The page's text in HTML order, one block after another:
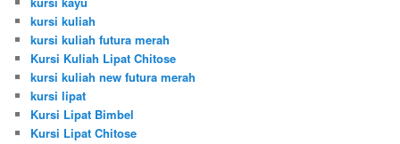
kursi kuliah
kursi kuliah futura merah
Kursi Kuliah Lipat Chitose
kursi kuliah new futura merah
kursi lipat
Kursi Lipat Bimbel
Kursi Lipat Chitose